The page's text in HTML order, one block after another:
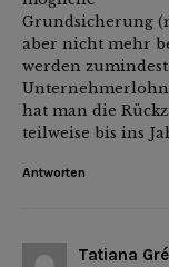
Grundsicherung
aber nicht mehr
werden
hat man die
teilweise bis ins
Antworten
Tatiana